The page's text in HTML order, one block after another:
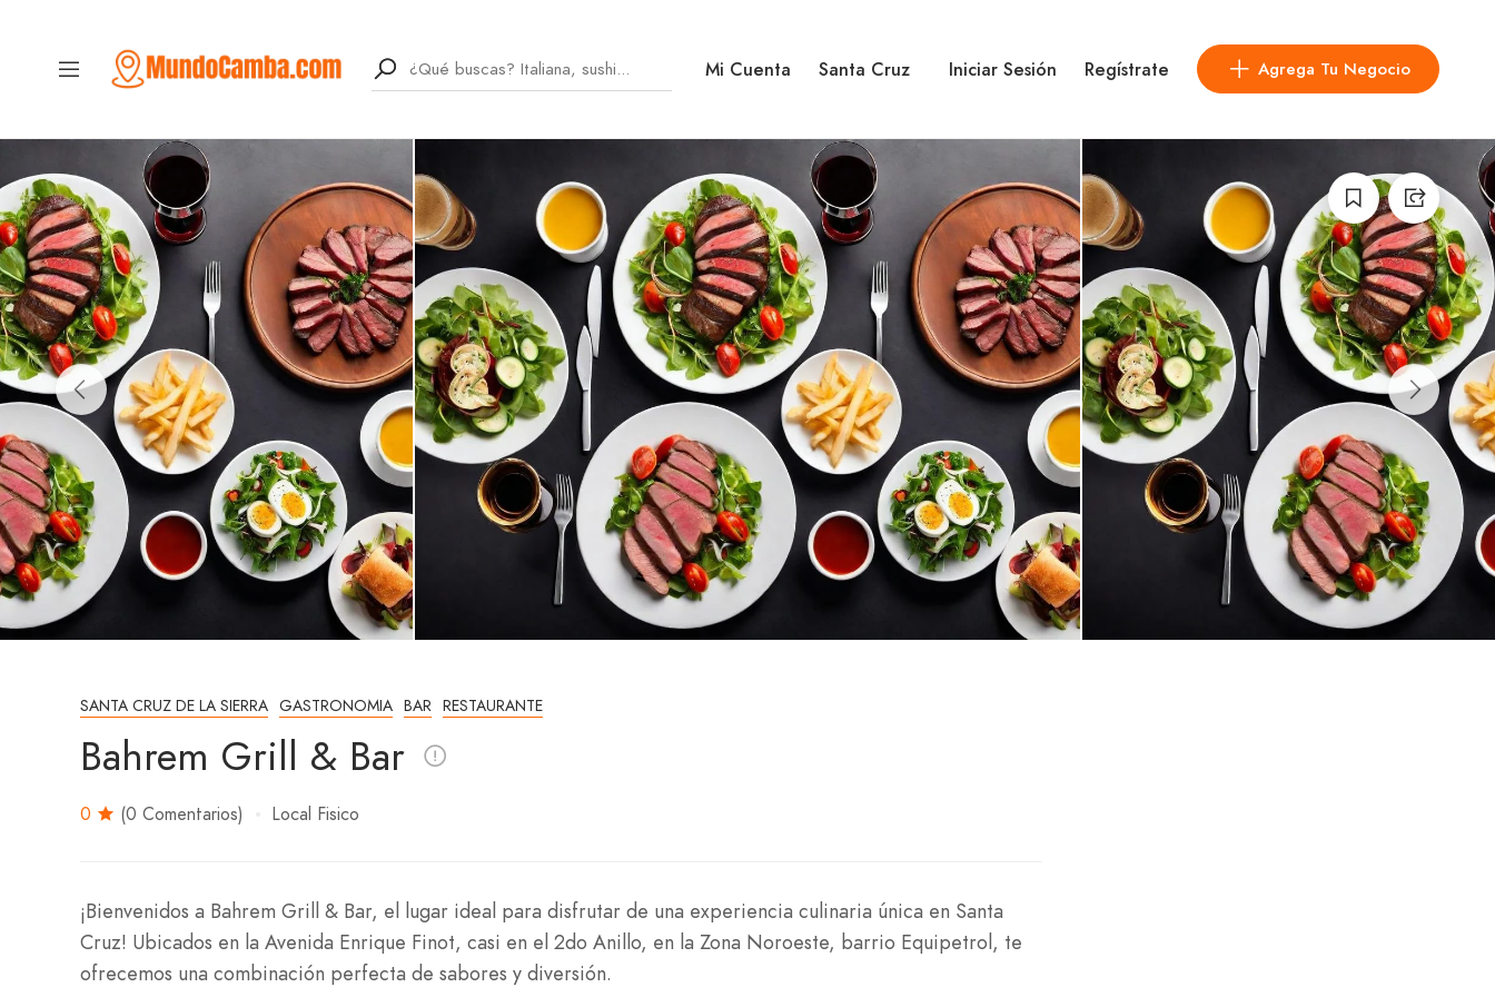
Mi Cuenta Santa Cruz Iniciar Sesión Regístrate Agrega Tu Negocio
SANTA CRUZ DE LA SIERRA GASTRONOMIA BAR RESTAURANTE
Bahrem Grill & Bar
0 (0 Comentarios) Local Fisico
¡Bienvenidos a Bahrem Grill & Bar, el lugar ideal para disfrutar de una experiencia culinaria única en Santa
Cruz! Ubicados en la Avenida Enrique Finot, casi en el 2do Anillo, en la Zona Noroeste, barrio Equipetrol, te
ofrecemos una combinación perfecta de sabores y diversión.